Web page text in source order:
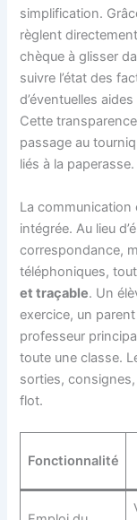
simplification.
règlent
chèque à glisser
suivre l’état des
d’éventuelles
Cette
passage au
liés à la paperasse.
La communication
intégrée. Au lieu
correspondance,
téléphoniques,
et traçable. Un
exercice, un
professeur
toute une classe.
sorties,
flot.
Fonctionnalité